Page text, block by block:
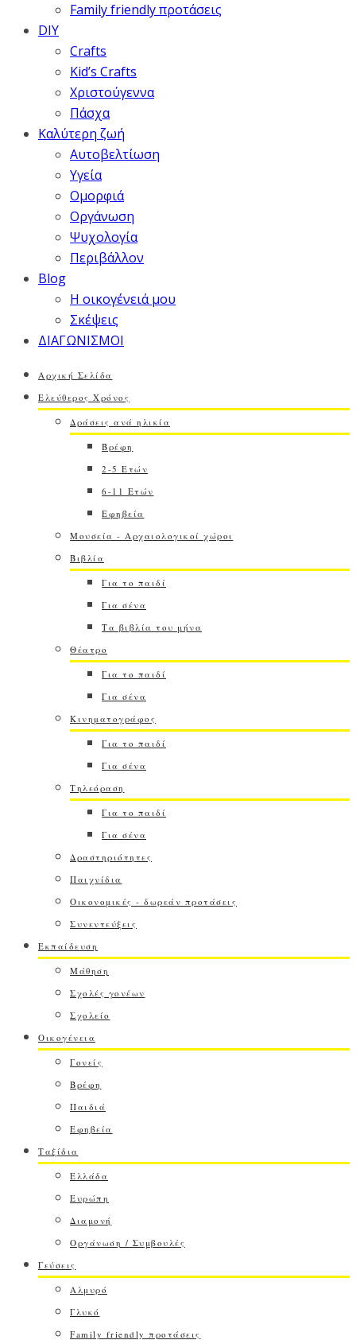
Family friendly προτάσεις
DIY
Crafts
Kid’s Crafts
Χριστούγεννα
Πάσχα
Καλύτερη ζωή
Αυτοβελτίωση
Υγεία
Ομορφιά
Οργάνωση
Ψυχολογία
Περιβάλλον
Blog
Η οικογένειά μου
Σκέψεις
ΔΙΑΓΩΝΙΣΜΟΙ
Αρχική Σελίδα
Ελεύθερος Χρόνος
Δράσεις ανά ηλικία
Βρέφη
2-5 Ετών
6-11 Ετών
Εφηβεία
Μουσεία - Αρχαιολογικοί χώροι
Βιβλία
Για το παιδί
Για σένα
Τα βιβλία του μήνα
Θέατρο
Για το παιδί
Για σένα
Κινηματογράφος
Για το παιδί
Για σένα
Τηλεόραση
Για το παιδί
Για σένα
Δραστηριότητες
Παιχνίδια
Οικονομικές - δωρεάν προτάσεις
Συνεντεύξεις
Εκπαίδευση
Μάθηση
Σχολές γονέων
Σχολείο
Οικογένεια
Γονείς
Βρέφη
Παιδιά
Εφηβεία
Ταξίδια
Ελλάδα
Ευρώπη
Διαμονή
Οργάνωση / Συμβουλές
Γεύσεις
Αλμυρό
Γλυκό
Family friendly προτάσεις